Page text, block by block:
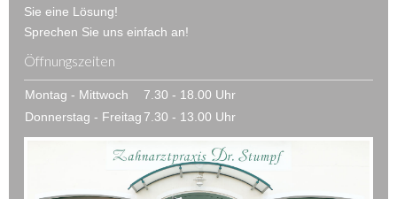
Sie eine Lösung!
Sprechen Sie uns einfach an!
Öffnungszeiten
Montag - Mittwoch
7.30 - 18.00 Uhr
Donnerstag - Freitag 7.30 - 13.00 Uhr